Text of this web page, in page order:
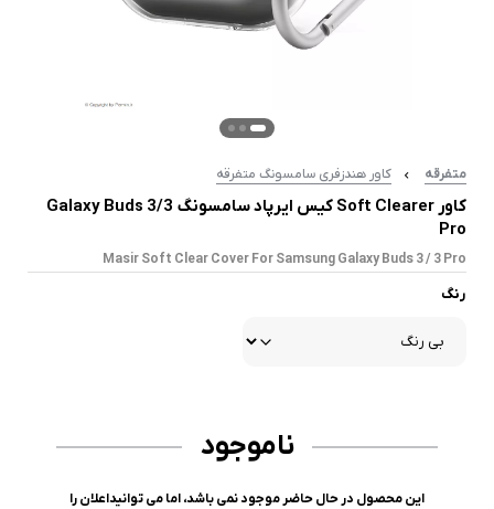
متفرقه کاور هندزفری سامسونگ متفرقه
کاور Soft Clearer کیس ایرپاد سامسونگ Galaxy Buds 3/3
Pro
Masir Soft Clear Cover For Samsung Galaxy Buds 3 / 3 Pro
رنگ
ناموجود
این محصول در حال حاضر موجود نمی باشد، اما می توانیداعلان را